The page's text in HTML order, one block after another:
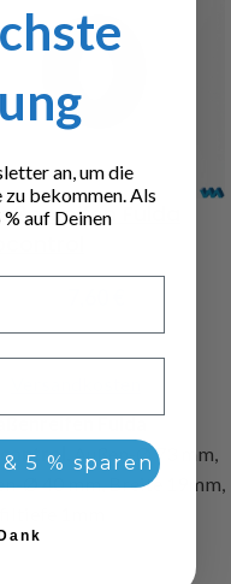
Fulda
19 % MwSt.
Fulda
, Außen-Ø 73 mm,
Ø 40 mm, Breite 19mm,
an, um die
bekommen. Als
auf Deinen
5 % sparen